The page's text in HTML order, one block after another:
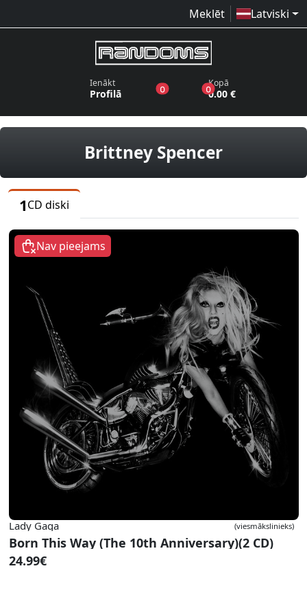
Meklēt Latviski
Ienākt
Profilā 0produkti vēlmju sarakstā
0produkti grozā
Kopā
0.00 €
Brittney SpencerCD diski
1CD diski
Nav pieejams
Lady Gaga (viesmākslinieks)
Born This Way (The 10th Anniversary)(2 CD)
24.99€